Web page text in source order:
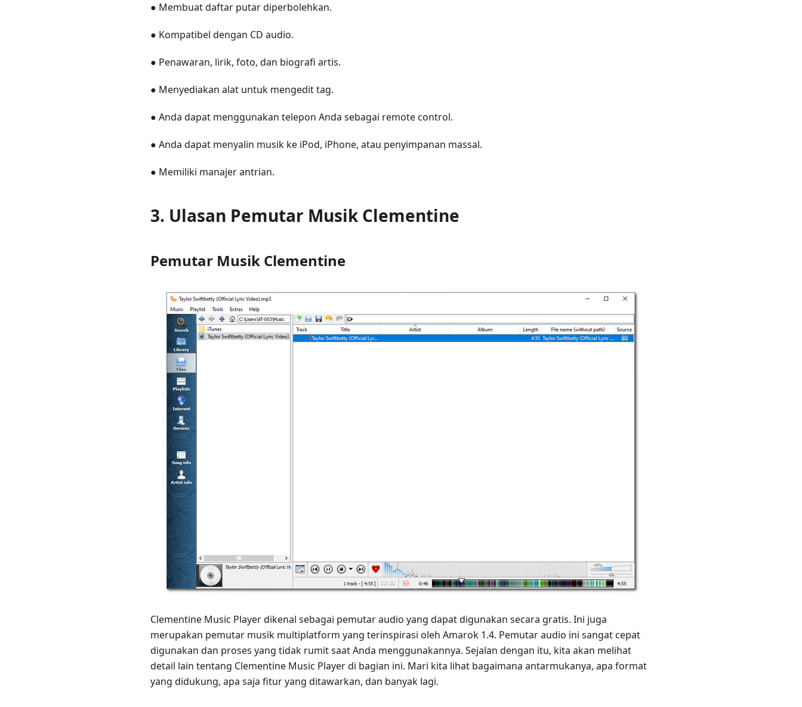
● Membuat daftar putar diperbolehkan.
● Kompatibel dengan CD audio.
● Penawaran, lirik, foto, dan biografi artis.
● Menyediakan alat untuk mengedit tag.
● Anda dapat menggunakan telepon Anda sebagai remote control.
● Anda dapat menyalin musik ke iPod, iPhone, atau penyimpanan massal.
● Memiliki manajer antrian.
3. Ulasan Pemutar Musik Clementine
Pemutar Musik Clementine
Clementine Music Player dikenal sebagai pemutar audio yang dapat digunakan secara gratis. Ini juga
merupakan pemutar musik multiplatform yang terinspirasi oleh Amarok 1.4. Pemutar audio ini sangat cepat
digunakan dan proses yang tidak rumit saat Anda menggunakannya. Sejalan dengan itu, kita akan melihat
detail lain tentang Clementine Music Player di bagian ini. Mari kita lihat bagaimana antarmukanya, apa format
yang didukung, apa saja fitur yang ditawarkan, dan banyak lagi.